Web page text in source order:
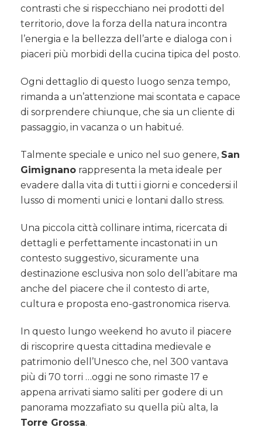
contrasti che si rispecchiano nei prodotti del
territorio, dove la forza della natura incontra
l’energia e la bellezza dell’arte e dialoga con i
piaceri più morbidi della cucina tipica del posto.
Ogni dettaglio di questo luogo senza tempo,
rimanda a un’attenzione mai scontata e capace
di sorprendere chiunque, che sia un cliente di
passaggio, in vacanza o un habitué.
Talmente speciale e unico nel suo genere, San
Gimignano rappresenta la meta ideale per
evadere dalla vita di tutti i giorni e concedersi il
lusso di momenti unici e lontani dallo stress.
Una piccola città collinare intima, ricercata di
dettagli e perfettamente incastonati in un
contesto suggestivo, sicuramente una
destinazione esclusiva non solo dell’abitare ma
anche del piacere che il contesto di arte,
cultura e proposta eno-gastronomica riserva.
In questo lungo weekend ho avuto il piacere
di riscoprire questa cittadina medievale e
patrimonio dell’Unesco che, nel 300 vantava
più di 70 torri …oggi ne sono rimaste 17 e
appena arrivati siamo saliti per godere di un
panorama mozzafiato su quella più alta, la
Torre Grossa.